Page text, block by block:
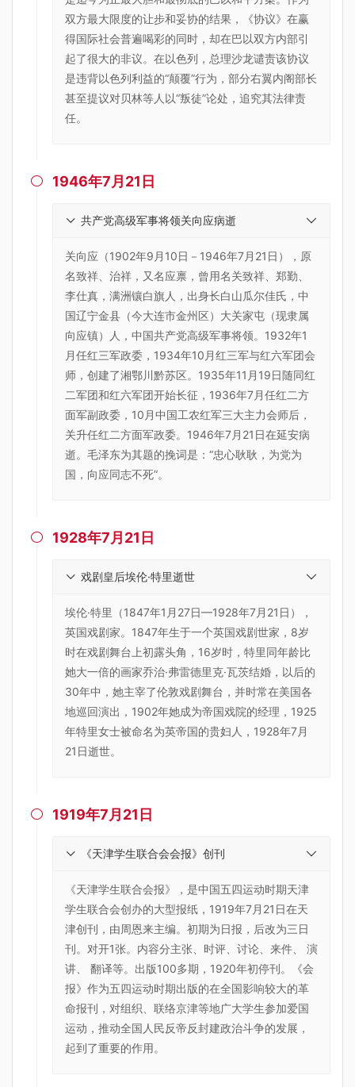
双方最大限度的让步和妥协的结果，《协议》在赢
得国际社会普遍喝彩的同时，却在巴以双方内部引
起了很大的非议。在以色列，总理沙龙谴责该协议
是违背以色列利益的“颠覆”行为，部分右翼内阁部长
甚至提议对贝林等人以“叛徒”论处，追究其法律责
任。
 1946年7月21日
共产党高级军事将领关向应病逝
关向应（1902年9月10日－1946年7月21日），原
名致祥、治祥，又名应禀，曾用名关致祥、郑勤、
李仕真，满洲镶白旗人，出身长白山瓜尔佳氏，中
国辽宁金县（今大连市金州区）大关家屯（现隶属
向应镇）人，中国共产党高级军事将领。1932年1
月任红三军政委，1934年10月红三军与红六军团会
师，创建了湘鄂川黔苏区。1935年11月19日随同红
二军团和红六军团开始长征，1936年7月任红二方
面军副政委，10月中国工农红军三大主力会师后，
关升任红二方面军政委。1946年7月21日在延安病
逝。毛泽东为其题的挽词是：“忠心耿耿，为党为
国，向应同志不死”。
 1928年7月21日
戏剧皇后埃伦·特里逝世
埃伦·特里（1847年1月27日—1928年7月21日），
英国戏剧家。1847年生于一个英国戏剧世家，8岁
时在戏剧舞台上初露头角，16岁时，特里同年龄比
她大一倍的画家乔治·弗雷德里克·瓦茨结婚，以后的
30年中，她主宰了伦敦戏剧舞台，并时常在美国各
地巡回演出，1902年她成为帝国戏院的经理，1925
年特里女士被命名为英帝国的贵妇人，1928年7月
21日逝世。
 1919年7月21日
《天津学生联合会会报》创刊
《天津学生联合会报》，是中国五四运动时期天津
学生联合会创办的大型报纸，1919年7月21日在天
津创刊，由周恩来主编。初期为日报，后改为三日
刊。对开1张。内容分主张、时评、讨论、来件、 演
讲、 翻译等。出版100多期，1920年初停刊。《会
报》作为五四运动时期出版的在全国影响较大的革
命报刊，对组织、联络京津等地广大学生参加爱国
运动，推动全国人民反帝反封建政治斗争的发展，
起到了重要的作用。